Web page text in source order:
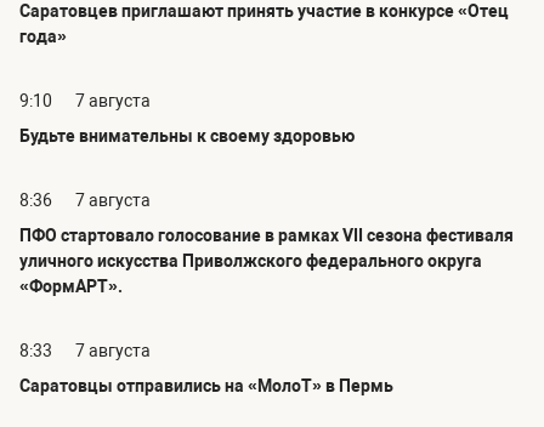
Саратовцев приглашают принять участие в конкурсе «Отец
года»
9:10
7 августа
Будьте внимательны к своему здоровью
8:36
7 августа
ПФО стартовало голосование в рамках VII сезона фестиваля
уличного искусства Приволжского федерального округа
«ФормАРТ».
8:33
7 августа
Саратовцы отправились на «МолоТ» в Пермь